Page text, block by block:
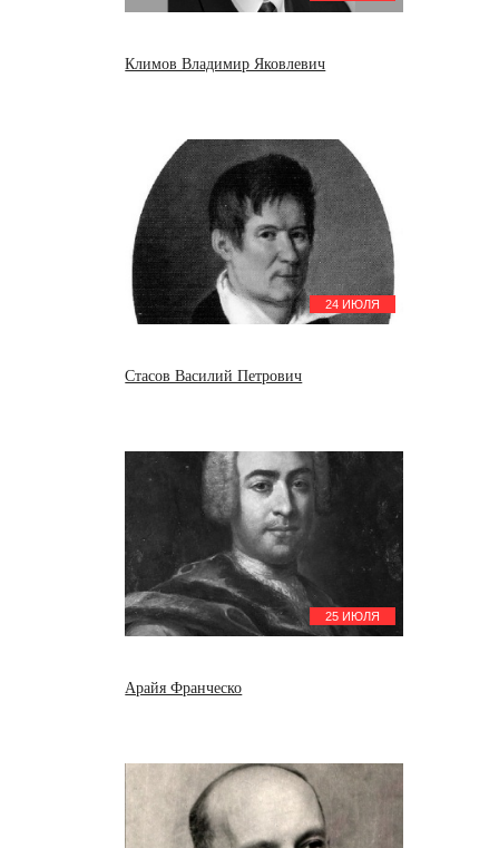
Климов Владимир Яковлевич
24 ИЮЛЯ
Стасов Василий Петрович
25 ИЮЛЯ
Арайя Франческо